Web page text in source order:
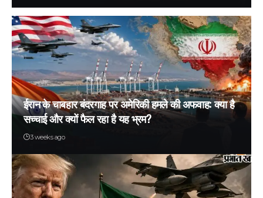
ईरान के चाबहार बंदरगाह पर अमेरिकी हमले की अफवाह: क्या है
सच्चाई और क्यों फैल रहा है यह भ्रम?
3 weeks ago